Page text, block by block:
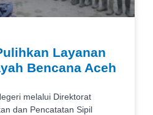
Layanan
Bencana Aceh
melalui Direktorat
dan Pencatatan Sipil